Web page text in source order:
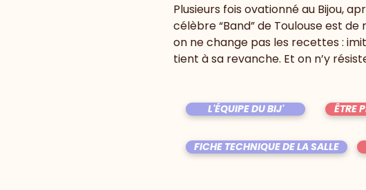
Plusieurs fois ovationné au Bijou,
célèbre “Band” de Toulouse est
on ne change pas les recettes :
tient à sa revanche. Et on n’y
L'ÉQUIPE DU BIJ' ÊTRE
FICHE TECHNIQUE DE LA SALLE